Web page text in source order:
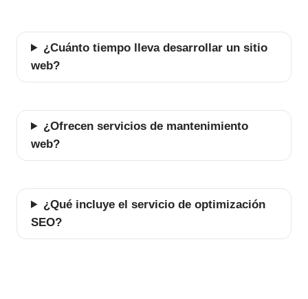
¿Cuánto tiempo lleva desarrollar un sitio
web?
¿Ofrecen servicios de mantenimiento
web?
¿Qué incluye el servicio de optimización
SEO?